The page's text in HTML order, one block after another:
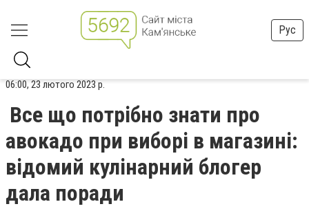
Рус
06:00, 23 лютого 2023 р.
Все що потрібно знати про
авокадо при виборі в магазині:
відомий кулінарний блогер
дала поради